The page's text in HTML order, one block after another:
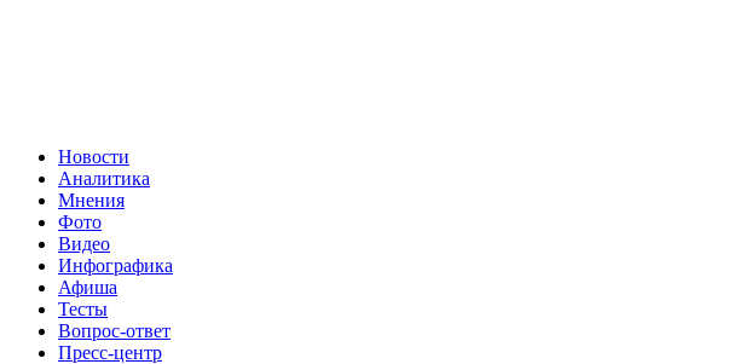
Новости
Аналитика
Мнения
Фото
Видео
Инфографика
Афиша
Тесты
Вопрос-ответ
Пресс-центр